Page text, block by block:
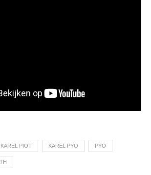
KAREL PIOT KAREL PYO PYO